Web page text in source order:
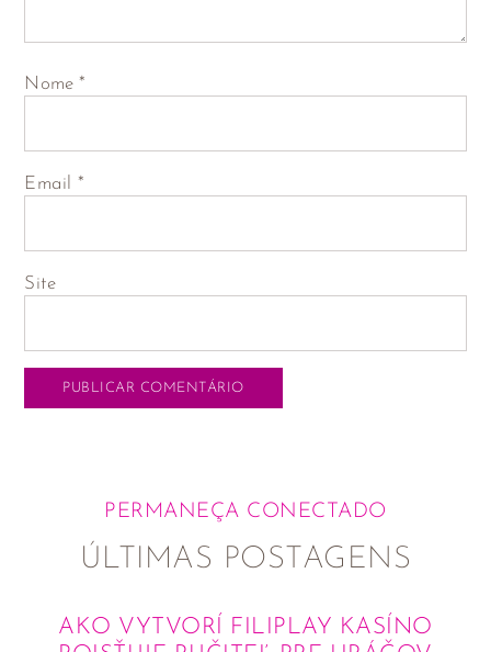
Nome*
Email *
Site
PERMANEÇA CONECTADO
ÚLTIMAS POSTAGENS
AKO VYTVORÍ FILIPLAY KASÍNO